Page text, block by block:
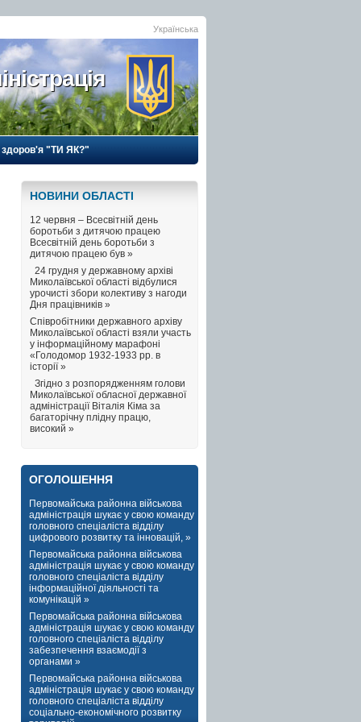
Українська
здоров'я "ТИ ЯК?"
НОВИНИ ОБЛАСТI
12 червня – Всесвітній день
боротьби з дитячою працею
Всесвітній день боротьби з
дитячою працею був »
24 грудня у державному архіві
Миколаївської області відбулися
урочисті збори колективу з нагоди
Дня працівників »
Співробітники державного архіву
Миколаївської області взяли участь
у інформаційному марафоні
«Голодомор 1932-1933 рр. в
історії »
Згідно з розпорядженням голови
Миколаївської обласної державної
адміністрації Віталія Кіма за
багаторічну плідну працю,
високий »
ОГОЛОШЕННЯ
Первомайська районна військова
адміністрація шукає у свою команду
головного спеціаліста відділу
цифрового розвитку та інновацій, »
Первомайська районна військова
адміністрація шукає у свою команду
головного спеціаліста відділу
інформаційної діяльності та
комунікацій »
Первомайська районна військова
адміністрація шукає у свою команду
головного спеціаліста відділу
забезпечення взаємодії з
органами »
Первомайська районна військова
адміністрація шукає у свою команду
головного спеціаліста відділу
соціально-економічного розвитку